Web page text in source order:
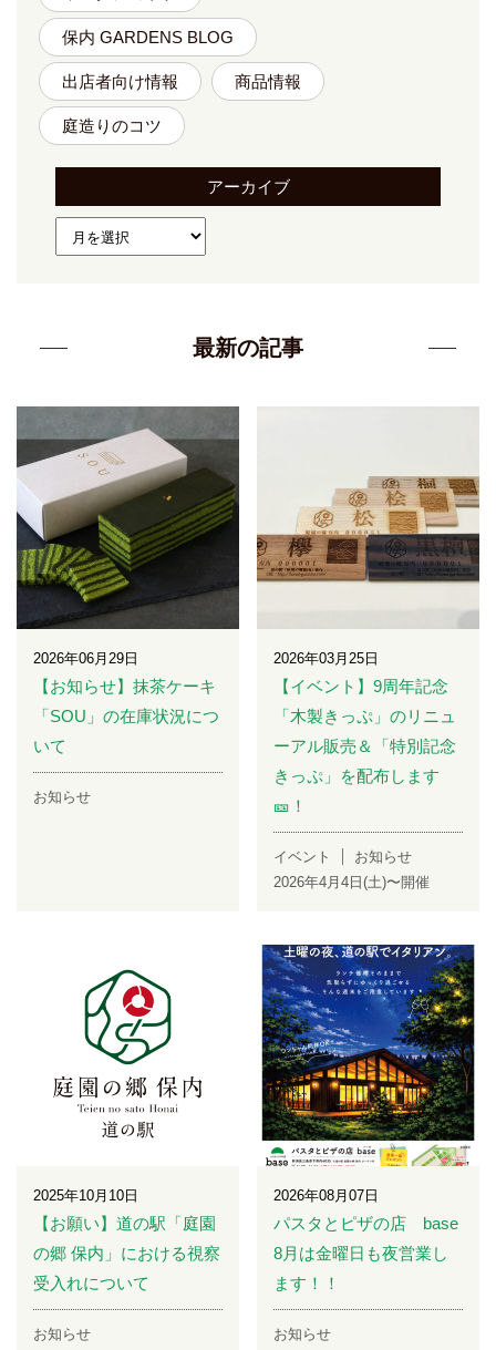
保内 GARDENS BLOG
出店者向け情報 商品情報
庭造りのコツ
アーカイブ
最新の記事
2026年06月29日
【お知らせ】抹茶ケーキ
「SOU」の在庫状況につ
いて
お知らせ
2026年03月25日
【イベント】9周年記念
「木製きっぷ」のリニュ
ーアル販売＆「特別記念
きっぷ」を配布します
🎫！
イベント
お知らせ
2026年4月4日(土)〜開催
2025年10月10日
【お願い】道の駅「庭園
の郷 保内」における視察
受入れについて
お知らせ
2026年08月07日
パスタとピザの店 base
8月は金曜日も夜営業し
ます！！
お知らせ